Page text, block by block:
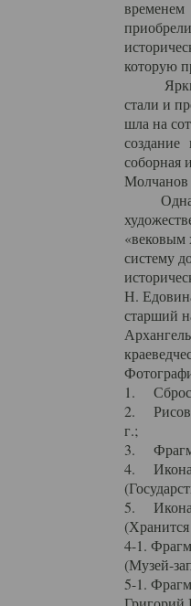
временем
которую
Ярким
стали и
шла на
создание
соборная
Однако,
«вековым
систему
Н.
старший
1. Сброс
2.
г.;
3.
4. Икона.
5. Икона
4-1.
(Музей-
5-1.